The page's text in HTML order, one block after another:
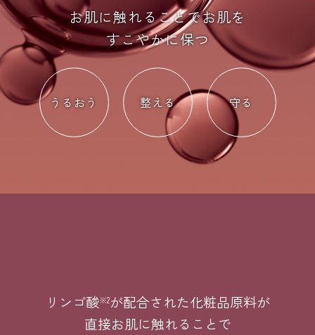
お肌に触れることでお肌を
すこやかに保つ
うるおう 整える 守る
リンゴ酸※2が配合された化粧品原料が
直接お肌に触れることで